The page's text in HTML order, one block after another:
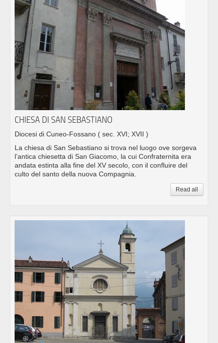
CHIESA DI SAN SEBASTIANO
Diocesi di Cuneo-Fossano ( sec. XVI; XVII )
La chiesa di San Sebastiano si trova nel luogo ove sorgeva
l’antica chiesetta di San Giacomo, la cui Confraternita era
andata estinta alla fine del XV secolo, con il confluire del
culto del santo della nuova Compagnia.
Read all